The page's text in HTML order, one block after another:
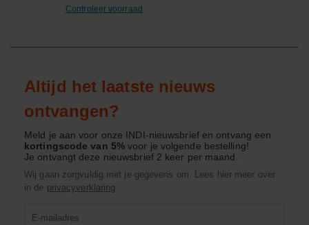
Controleer voorraad
Altijd het laatste nieuws
ontvangen?
Meld je aan voor onze INDI-nieuwsbrief en ontvang een
kortingscode van 5%voor je volgende bestelling!
Je ontvangt deze nieuwsbrief 2 keer per maand.
Wij gaan zorgvuldig met je gegevens om. Lees hier meer over
in de privacyverklaring.